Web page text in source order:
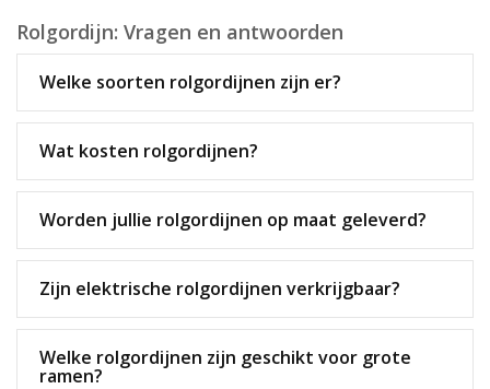
Rolgordijn: Vragen en antwoorden
Welke soorten rolgordijnen zijn er?
Wat kosten rolgordijnen?
Worden jullie rolgordijnen op maat geleverd?
Zijn elektrische rolgordijnen verkrijgbaar?
Welke rolgordijnen zijn geschikt voor grote
ramen?